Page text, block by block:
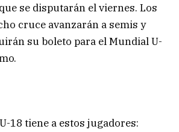
se disputarán el viernes. Los
cruce avanzarán a semis y
su boleto para el Mundial U-
18 tiene a estos jugadores: